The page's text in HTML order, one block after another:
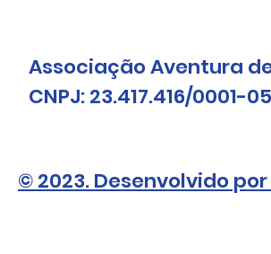
© 2023. Desenvolvido por
Associação Aventura
CNPJ: 23.417.416/0001-05